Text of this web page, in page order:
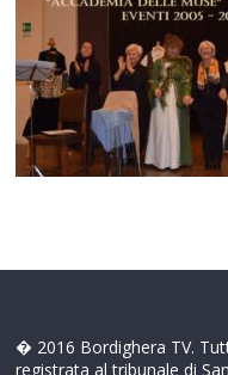
� 2016 Bordighera TV.
registrata al tribunale di